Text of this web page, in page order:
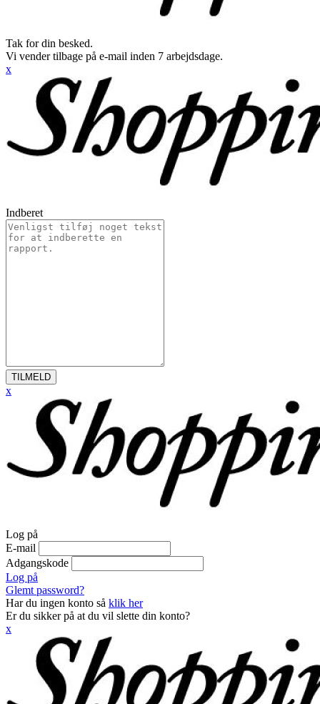
Tak for din besked.
Vi vender tilbage på e-mail inden 7 arbejdsdage.
x
Indberet
TILMELD
x
Log på
E-mail
Adgangskode
Log på
Glemt password?
Har du ingen konto så klik her
Er du sikker på at du vil slette din konto?
x